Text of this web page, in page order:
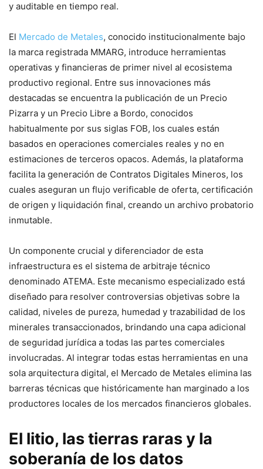
y auditable en tiempo real.
El Mercado de Metales, conocido institucionalmente bajo
la marca registrada MMARG, introduce herramientas
operativas y financieras de primer nivel al ecosistema
productivo regional. Entre sus innovaciones más
destacadas se encuentra la publicación de un Precio
Pizarra y un Precio Libre a Bordo, conocidos
habitualmente por sus siglas FOB, los cuales están
basados en operaciones comerciales reales y no en
estimaciones de terceros opacos. Además, la plataforma
facilita la generación de Contratos Digitales Mineros, los
cuales aseguran un flujo verificable de oferta, certificación
de origen y liquidación final, creando un archivo probatorio
inmutable.
Un componente crucial y diferenciador de esta
infraestructura es el sistema de arbitraje técnico
denominado ATEMA. Este mecanismo especializado está
diseñado para resolver controversias objetivas sobre la
calidad, niveles de pureza, humedad y trazabilidad de los
minerales transaccionados, brindando una capa adicional
de seguridad jurídica a todas las partes comerciales
involucradas. Al integrar todas estas herramientas en una
sola arquitectura digital, el Mercado de Metales elimina las
barreras técnicas que históricamente han marginado a los
productores locales de los mercados financieros globales.
El litio, las tierras raras y la
soberanía de los datos